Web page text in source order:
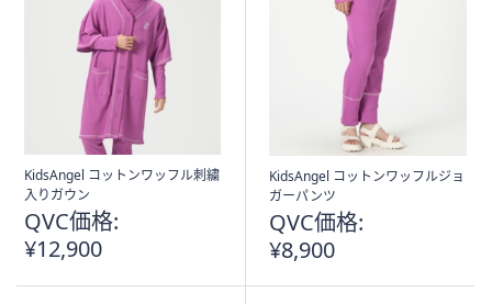
KidsAngel コットンワッフル刺繍
入りガウン
QVC価格:
¥12,900
KidsAngel コットンワッフルジョ
ガーパンツ
QVC価格:
¥8,900